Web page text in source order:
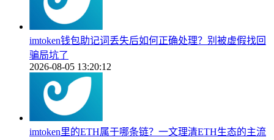
imtoken钱包助记词丢失后如何正确处理？别被虚假找回
骗局坑了
2026-08-05 13:20:12
imtoken里的ETH属于哪条链？一文理清ETH生态的主流